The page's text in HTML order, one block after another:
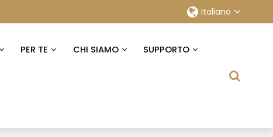
Italiano
PER TE CHI SIAMO SUPPORTO